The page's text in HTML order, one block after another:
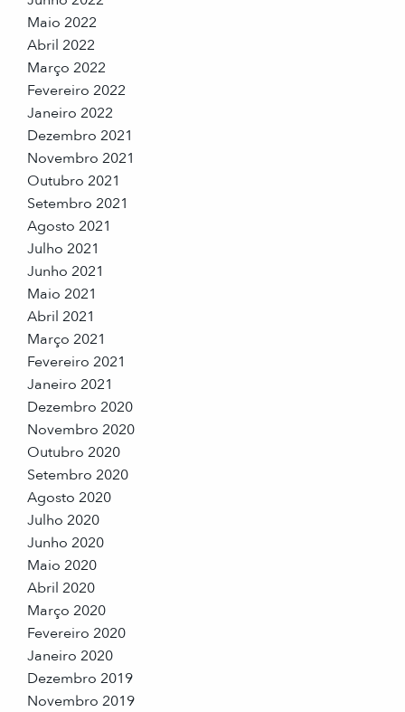
Maio 2022
Abril 2022
Março 2022
Fevereiro 2022
Janeiro 2022
Dezembro 2021
Novembro 2021
Outubro 2021
Setembro 2021
Agosto 2021
Julho 2021
Junho 2021
Maio 2021
Abril 2021
Março 2021
Fevereiro 2021
Janeiro 2021
Dezembro 2020
Novembro 2020
Outubro 2020
Setembro 2020
Agosto 2020
Julho 2020
Junho 2020
Maio 2020
Abril 2020
Março 2020
Fevereiro 2020
Janeiro 2020
Dezembro 2019
Novembro 2019